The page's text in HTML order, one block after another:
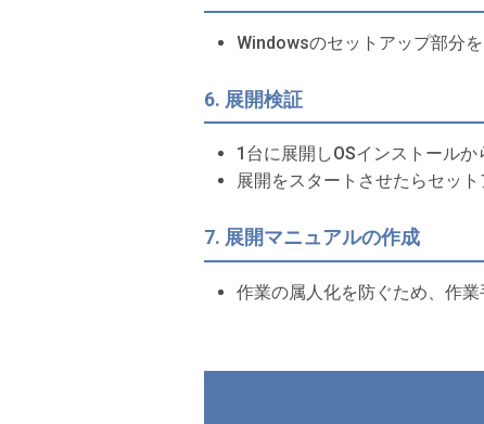
Windowsのセットアップ部分
6. 展開検証
1台に展開しOSインストール
展開をスタートさせたらセッ
7. 展開マニュアルの作成
作業の属人化を防ぐため、作